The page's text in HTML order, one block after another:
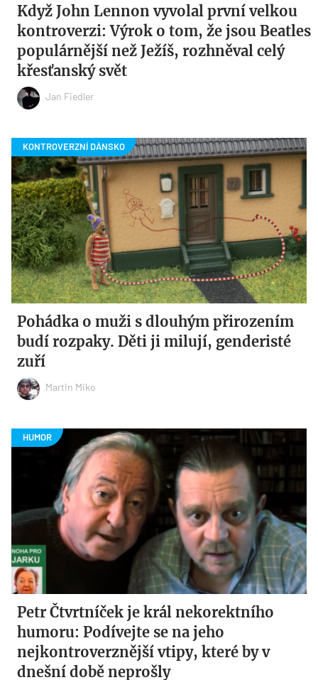
Když John Lennon vyvolal první velkou
kontroverzi: Výrok o tom, že jsou Beatles
populárnější než Ježíš, rozhněval celý
křesťanský svět
Jan Fiedler
Pohádka o muži s dlouhým přirozením
budí rozpaky. Děti ji milují, genderisté
zuří
Martin Miko
Petr Čtvrtníček je král nekorektního
humoru: Podívejte se na jeho
nejkontroverznější vtipy, které by v
dnešní době neprošly